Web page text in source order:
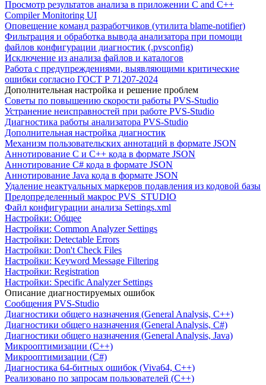
Просмотр результатов анализа в приложении C and C++
Compiler Monitoring UI
Оповещение команд разработчиков (утилита blame-notifier)
Фильтрация и обработка вывода анализатора при помощи
файлов конфигурации диагностик (.pvsconfig)
Исключение из анализа файлов и каталогов
Работа с предупреждениями, выявляющими критические
ошибки согласно ГОСТ Р 71207-2024
Дополнительная настройка и решение проблем
Советы по повышению скорости работы PVS-Studio
Устранение неисправностей при работе PVS-Studio
Диагностика работы анализатора PVS-Studio
Дополнительная настройка диагностик
Механизм пользовательских аннотаций в формате JSON
Аннотирование C и C++ кода в формате JSON
Аннотирование C# кода в формате JSON
Аннотирование Java кода в формате JSON
Удаление неактуальных маркеров подавления из кодовой базы
Предопределенный макрос PVS_STUDIO
Файл конфигурации анализа Settings.xml
Настройки: Общее
Настройки: Common Analyzer Settings
Настройки: Detectable Errors
Настройки: Don't Check Files
Настройки: Keyword Message Filtering
Настройки: Registration
Настройки: Specific Analyzer Settings
Описание диагностируемых ошибок
Сообщения PVS-Studio
Диагностики общего назначения (General Analysis, C++)
Диагностики общего назначения (General Analysis, C#)
Диагностики общего назначения (General Analysis, Java)
Микрооптимизации (C++)
Микрооптимизации (C#)
Диагностика 64-битных ошибок (Viva64, C++)
Реализовано по запросам пользователей (C++)